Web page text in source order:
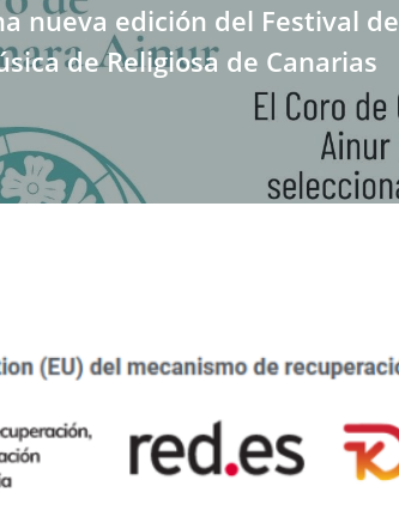
nueva edición del Festival de
de Religiosa de Canarias